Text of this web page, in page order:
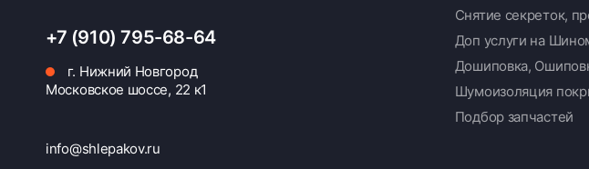
+7 (910) 795-68-64
г. Нижний Новгород
Московское шоссе, 22 к1
info@shlepakov.ru
Снятие секреток,
Доп услуги на
Дошиповка,
Шумоизоляция
Подбор запчастей